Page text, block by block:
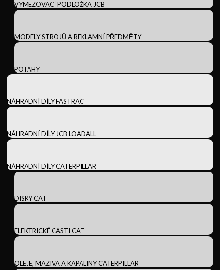
VYMEZOVACÍ PODLOŽKA JCB
MODELY STROJŮ A REKLAMNÍ PŘEDMĚTY
POTAHY
NÁHRADNÍ DÍLY FASTRAC
NÁHRADNÍ DÍLY JCB LOADALL
NÁHRADNÍ DÍLY CATERPILLAR
DISKY CAT
ELEKTRICKÉ CASTI CAT
OLEJE, MAZIVA A KAPALINY CATERPILLAR